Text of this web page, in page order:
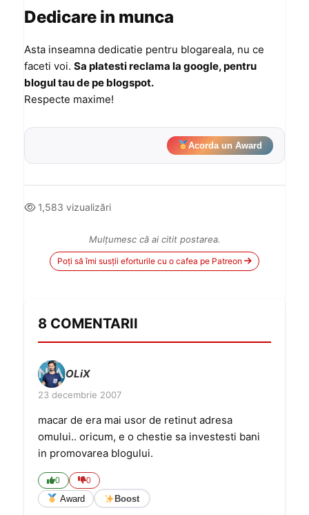
Dedicare in munca
Asta inseamna dedicatie pentru blogareala, nu ce
faceti voi. Sa platesti reclama la google, pentru
blogul tau de pe blogspot.
Respecte maxime!
Acorda un Award
1,583 vizualizări
Mulțumesc că ai citit postarea.
Poți să îmi susții eforturile cu o cafea pe Patreon
8 COMENTARII
OLiX
23 decembrie 2007
macar de era mai usor de retinut adresa
omului.. oricum, e o chestie sa investesti bani
in promovarea blogului.
0 0
Award Boost